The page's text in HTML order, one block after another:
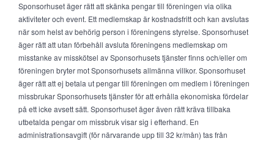
Sponsorhuset äger rätt att skänka pengar till föreningen via olika
aktiviteter och event. Ett medlemskap är kostnadsfritt och kan avslutas
när som helst av behörig person i föreningens styrelse. Sponsorhuset
äger rätt att utan förbehåll avsluta föreningens medlemskap om
misstanke av misskötsel av Sponsorhusets tjänster finns och/eller om
föreningen bryter mot Sponsorhusets allmänna villkor. Sponsorhuset
äger rätt att ej betala ut pengar till föreningen om medlem i föreningen
missbrukar Sponsorhusets tjänster för att erhålla ekonomiska fördelar
på ett icke avsett sätt. Sponsorhuset äger även rätt kräva tillbaka
utbetalda pengar om missbruk visar sig i efterhand. En
administrationsavgift (för närvarande upp till 32 kr/mån) tas från